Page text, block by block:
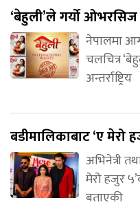
‘बेहुली’ले गर्यो
नेपालमा
चलचित्र
अन्तर्राष्ट्रिय
बडीमालिकाबाट ‘ए
अभिनेत्री
मेरो हजुर
बताएकी